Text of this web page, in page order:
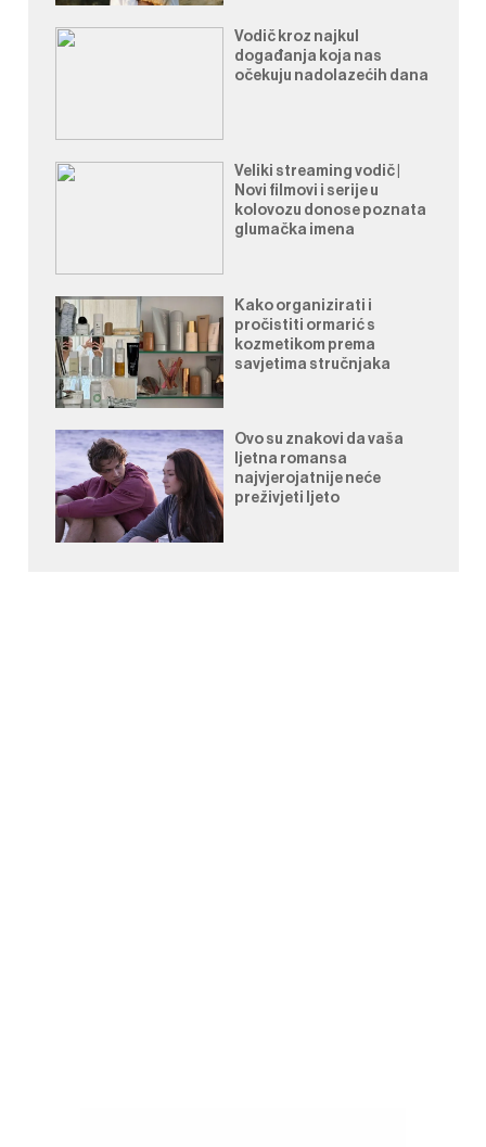
Vodič kroz najkul
događanja koja nas
očekuju nadolazećih dana
Veliki streaming vodič |
Novi filmovi i serije u
kolovozu donose poznata
glumačka imena
Kako organizirati i
pročistiti ormarić s
kozmetikom prema
savjetima stručnjaka
Ovo su znakovi da vaša
ljetna romansa
najvjerojatnije neće
preživjeti ljeto